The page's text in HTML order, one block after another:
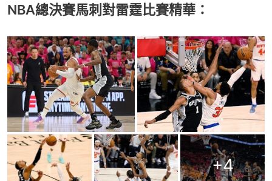
NBA總決賽馬刺對雷霆比賽精華：
+4